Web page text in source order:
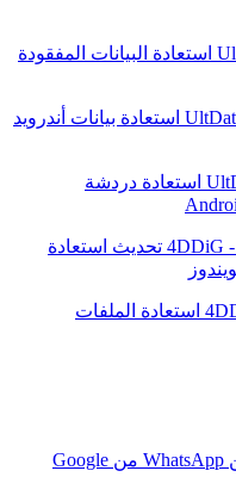
استعادة البيانات المفقودة
استعادة بيانات أندرويد
استعادة دردشة
4DDiG - تحديث استعادة
استعادة الملفات
تنزيل نسخة احتياطية من WhatsApp من Google